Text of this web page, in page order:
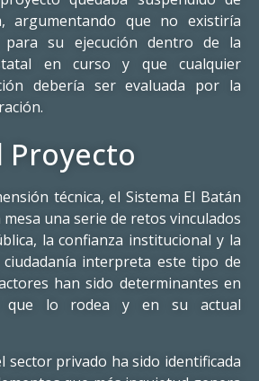
argumentando que no existiría
para su ejecución dentro de la
en curso y que cualquier
debería ser evaluada por la
Proyecto
técnica, el Sistema El Batán
una serie de retos vinculados
la confianza institucional y la
interpreta este tipo de
han sido determinantes en
que lo rodea y en su actual
sector privado ha sido identificada